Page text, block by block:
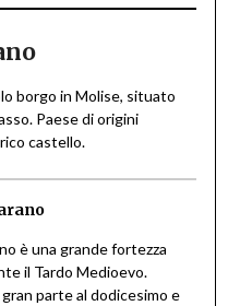
borgo in Molise, situato
Paese di origini
castello.
è una grande fortezza
il Tardo Medioevo.
parte al dodicesimo e